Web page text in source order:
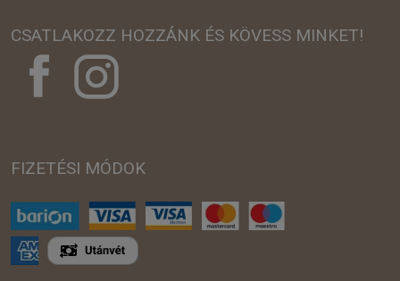
CSATLAKOZZ HOZZÁNK ÉS KÖVESS MINKET!
FIZETÉSI MÓDOK